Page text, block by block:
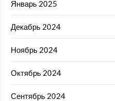
Январь 2025
Декабрь 2024
Ноябрь 2024
Октябрь 2024
Сентябрь 2024